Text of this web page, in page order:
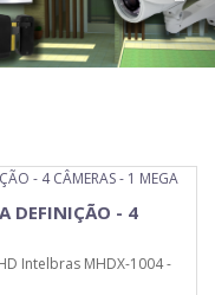
DEFINIÇÃO - 4
Intelbras MHDX-1004 -